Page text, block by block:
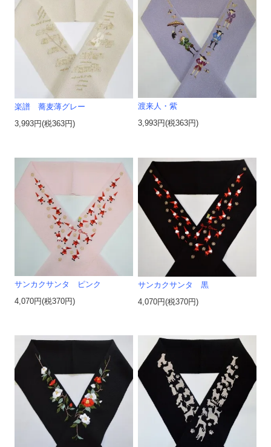
楽譜 蕎麦薄グレー
3,993円(税363円)
渡来人・紫
3,993円(税363円)
サンカクサンタ ピンク
4,070円(税370円)
サンカクサンタ 黒
4,070円(税370円)